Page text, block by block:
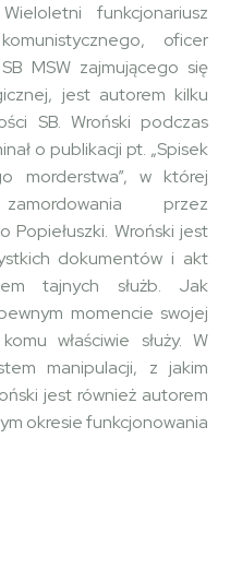
funkcjonariusz
oficer
MSW zajmującego się
jest autorem kilku
SB. Wroński podczas
o publikacji pt. „Spisek
morderstwa”, w której
przez
Popiełuszki. Wroński jest
dokumentów i akt
tajnych służb. Jak
momencie swojej
właściwie służy. W
manipulacji, z jakim
jest również autorem
okresie funkcjonowania